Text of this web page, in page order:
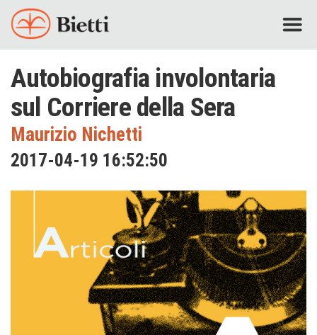
Autobiografia involontaria
sul Corriere della Sera
Maurizio Nichetti
2017-04-19 16:52:50